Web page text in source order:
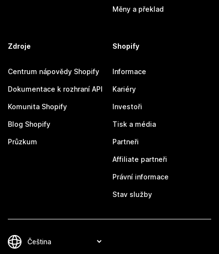
Měny a překlad
Zdroje
Centrum nápovědy Shopify
Dokumentace k rozhraní API
Komunita Shopify
Blog Shopify
Průzkum
Shopify
Informace
Kariéry
Investoři
Tisk a média
Partneři
Affiliate partneři
Právní informace
Stav služby